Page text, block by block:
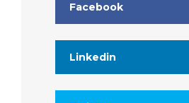
Facebook
Linkedin